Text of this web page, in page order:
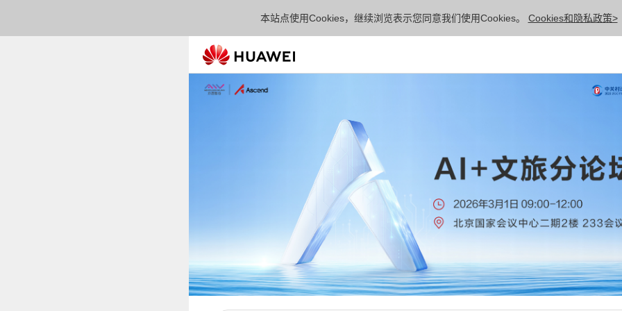
本站点使用Cookies，继续浏览表示您同意我们使用Cookies。 Cookies和隐私政策>